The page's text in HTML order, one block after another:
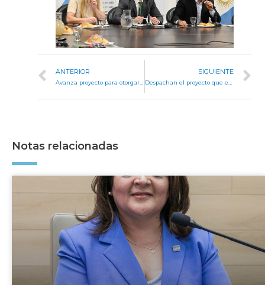
ANTERIOR
Avanza proyecto para otorgar “estado bancario” a empleados del ex Banco Social transferidos a Lotería
SIGUIENTE
Notas relacionadas